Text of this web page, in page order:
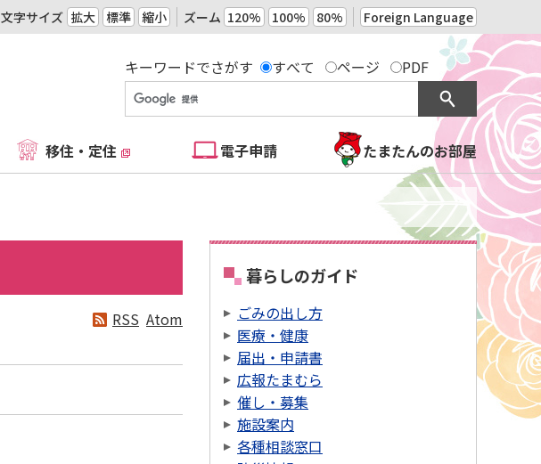
文字サイズ 拡大 標準 縮小 ズーム 120% 100% 80% Foreign Language
キーワードでさがす すべて ページ PDF
移住・定住 電子申請 たまたんのお部屋
RSS Atom
暮らしのガイド
ごみの出し方
医療・健康
届出・申請書
広報たまむら
催し・募集
施設案内
各種相談窓口